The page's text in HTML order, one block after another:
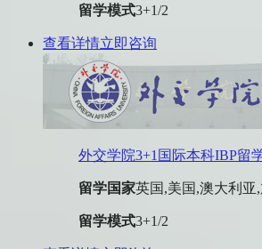
留学模式3+1/2
查看详情立即咨询
外交学院3+1国际本科IBP留
留学国家英国,美国,澳大利亚
留学模式3+1/2